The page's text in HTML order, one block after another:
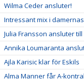
Wilma Ceder ansluter!
Intressant mix i
Julia Fransson ansluter till
Annika Loumaranta
Ajla Karisic klar för Eskils
Alma Manner får A-